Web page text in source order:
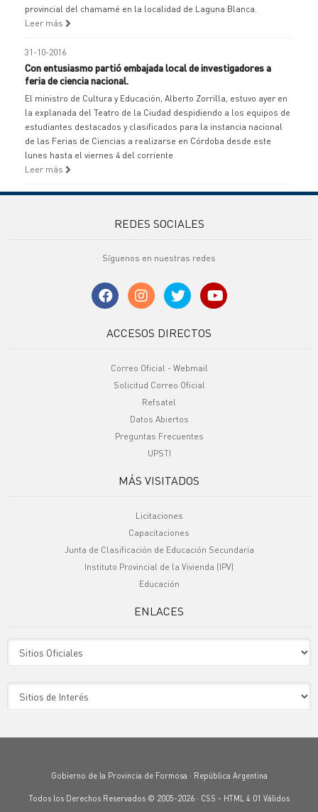
provincial del chamamé en la localidad de Laguna Blanca.
Leer más
31-10-2016
Con entusiasmo partió embajada local de investigadores a
feria de ciencia nacional.
El ministro de Cultura y Educación, Alberto Zorrilla, estuvo ayer en
la explanada del Teatro de la Ciudad despidiendo a los equipos de
estudiantes destacados y clasificados para la instancia nacional
de las Ferias de Ciencias a realizarse en Córdoba desde este
lunes hasta el viernes 4 del corriente
Leer más
REDES SOCIALES
Síguenos en nuestras redes
ACCESOS DIRECTOS
Correo Oficial - Webmail
Solicitud Correo Oficial
Refsatel
Datos Abiertos
Preguntas Frecuentes
UPSTI
MÁS VISITADOS
Licitaciones
Capacitaciones
Junta de Clasificación de Educación Secundaria
Instituto Provincial de la Vivienda (IPV)
Educación
ENLACES
Gobierno de la Provincia de Formosa · República Argentina
Todos los Derechos Reservados © 2005-2026 · CSS - HTML 4.01 Válidos